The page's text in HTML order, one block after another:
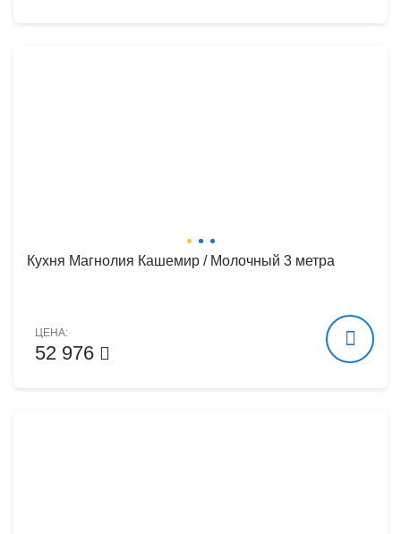
Кухня Магнолия Кашемир / Молочный 3 метра
ЦЕНА:
52 976